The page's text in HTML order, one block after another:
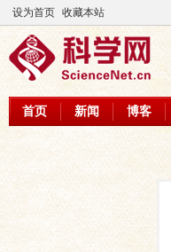
设为首页 收藏本站
首页 新闻 博客